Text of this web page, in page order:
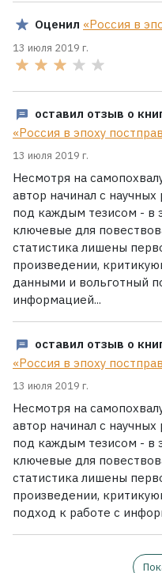
Оценил «Россия в
13 июля 2019 г.
оставил отзыв о
«Россия в эпоху
13 июля 2019 г.
Несмотря на
автор начинал с
под каждым тезисом - в
ключевые для
статистика лишены
произведении,
данными и вольготный
информацией...
оставил отзыв о
«Россия в эпоху
13 июля 2019 г.
Несмотря на
автор начинал с
под каждым тезисом - в
ключевые для
статистика лишены
произведении,
подход к работе с